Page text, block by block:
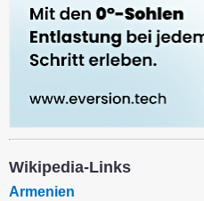
Wikipedia-Links
Armenien